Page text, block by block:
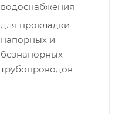
водоснабжения
для прокладки
напорных и
безнапорных
трубопроводов